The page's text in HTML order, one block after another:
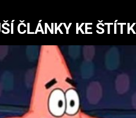
KINGDOM
COME:
DELIVERANCE
ESPORT
ČLÁNKY KE